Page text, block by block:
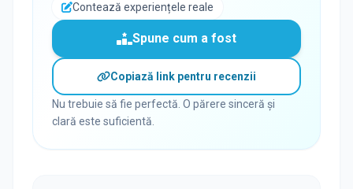
Contează experiențele reale
Spune cum a fost
Copiază link pentru recenzii
Nu trebuie să fie perfectă. O părere sinceră și
clară este suficientă.